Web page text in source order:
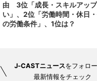
由 3位「成長・スキルアッ
い」、2位「労働時間・休日
の労働条件」、1位は？
J-CASTニュースをフォロ
最新情報をチェック